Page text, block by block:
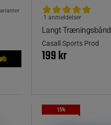
Langt Træningsbånd
1 anmeldelser
Casall Sports Prod
199 kr
15%